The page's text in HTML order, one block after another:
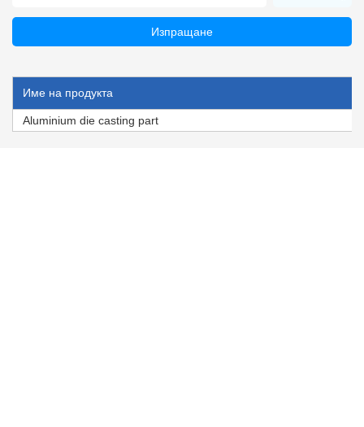
Име на продукта
Aluminium die casting part